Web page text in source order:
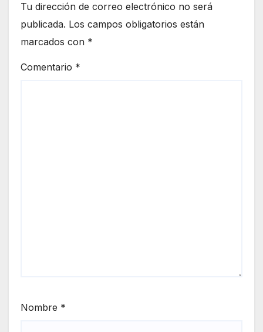
Tu dirección de correo electrónico no será
publicada. Los campos obligatorios están
marcados con *
Comentario *
Nombre *